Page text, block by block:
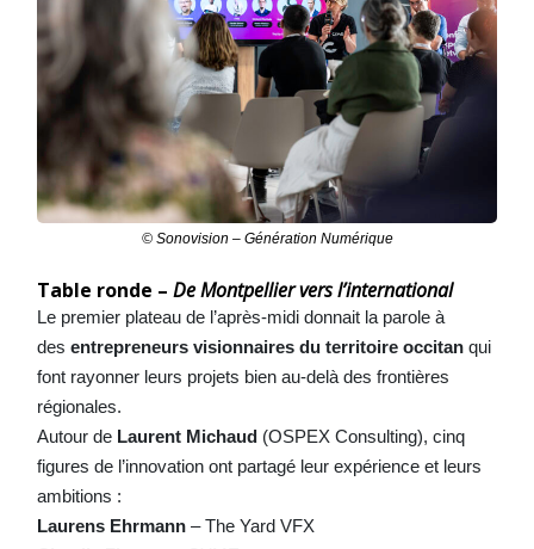
© Sonovision – Génération Numérique
Table ronde – De Montpellier vers l’international
Le premier plateau de l’après-midi donnait la parole à
des entrepreneurs visionnaires du territoire occitanqui
font rayonner leurs projets bien au-delà des frontières
régionales.
Autour de Laurent Michaud(OSPEX Consulting), cinq
figures de l’innovation ont partagé leur expérience et leurs
ambitions :
Laurens Ehrmann– The Yard VFX